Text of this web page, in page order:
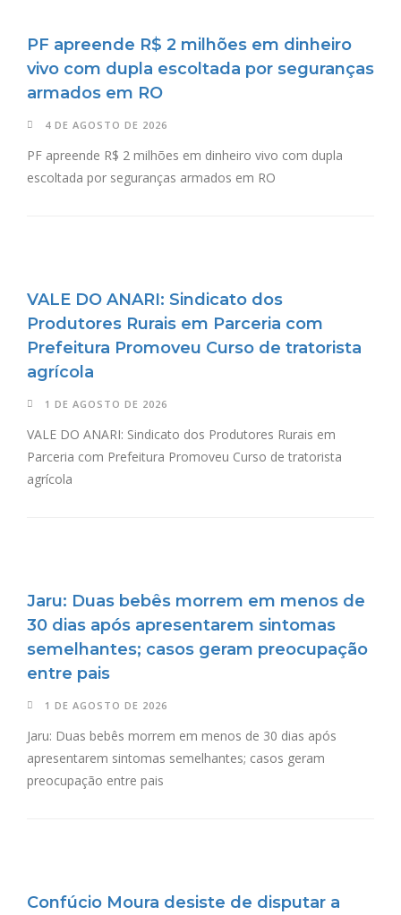
PF apreende R$ 2 milhões em dinheiro
vivo com dupla escoltada por seguranças
armados em RO
4 DE AGOSTO DE 2026
PF apreende R$ 2 milhões em dinheiro vivo com dupla
escoltada por seguranças armados em RO
VALE DO ANARI: Sindicato dos
Produtores Rurais em Parceria com
Prefeitura Promoveu Curso de tratorista
agrícola
1 DE AGOSTO DE 2026
VALE DO ANARI: Sindicato dos Produtores Rurais em
Parceria com Prefeitura Promoveu Curso de tratorista
agrícola
Jaru: Duas bebês morrem em menos de
30 dias após apresentarem sintomas
semelhantes; casos geram preocupação
entre pais
1 DE AGOSTO DE 2026
Jaru: Duas bebês morrem em menos de 30 dias após
apresentarem sintomas semelhantes; casos geram
preocupação entre pais
Confúcio Moura desiste de disputar a